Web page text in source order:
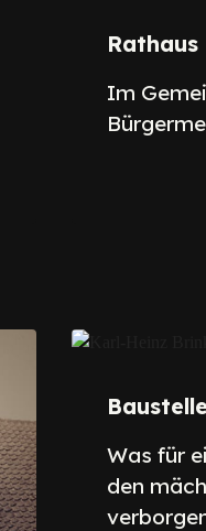
Rathaus
Im
Baustelle
Was für
den